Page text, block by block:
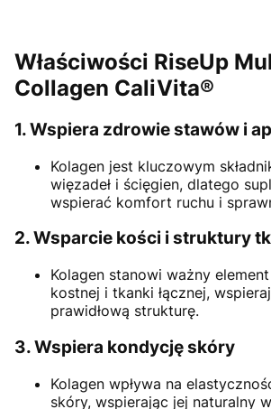
Właściwości RiseUp
Collagen CaliVita®
1. Wspiera zdrowie stawów i
Kolagen jest kluczowym
więzadeł i ścięgien, dlatego
wspierać komfort ruchu i
2. Wsparcie kości i struktury
Kolagen stanowi ważny
kostnej i tkanki łącznej,
prawidłową strukturę.
3. Wspiera kondycję skóry
Kolagen wpływa na
skóry, wspierając jej naturalny